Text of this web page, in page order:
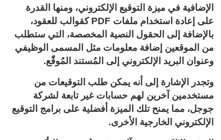
الإضافية في ميزة التوقيع الإلكتروني، ومنها القدرة
على إعادة استخدام ملفات PDF كقوالب للعقود،
بالإضافة إلى الحقول النصية المخصصة، التي ستطلب
من الموقعين إضافة معلومات مثل المسمى الوظيفي
وعنوان البريد الإلكتروني إلى المُستند المُوقّع.
وتجدر الإشارة إلى أنه يمكن طلب التوقيعات من
مستخدمين آخرين لهم حسابات غير تابعة لشركة
جوجل، مما يمنح تلك الميزة أفضلية على برامج التوقيع
الإلكتروني الخارجية الأخرى.